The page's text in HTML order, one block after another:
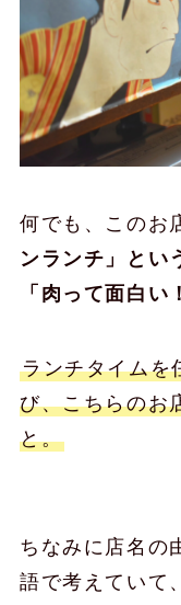
何でも、このお
ンランチ」とい
「肉って面白い
ランチタイムを
び、こちらのお
と。
ちなみに店名の
語で考えていて